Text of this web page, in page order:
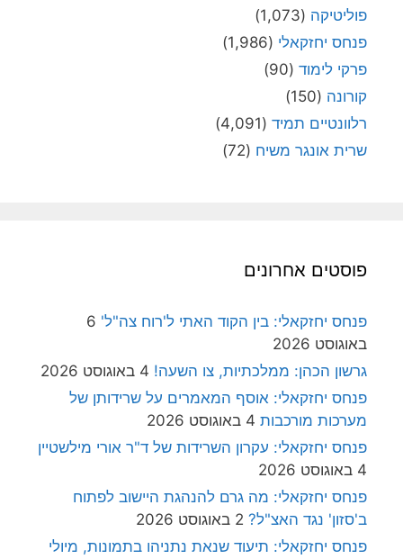
פוליטיקה (1,073)
פנחס יחזקאלי (1,986)
פרקי לימוד (90)
קורונה (150)
רלוונטיים תמיד (4,091)
שרית אונגר משיח (72)
פוסטים אחרונים
פנחס יחזקאלי: בין הקוד האתי ל'רוח צה"ל' 6
באוגוסט 2026
גרשון הכהן: ממלכתיות, צו השעה! 4 באוגוסט 2026
פנחס יחזקאלי: אוסף המאמרים על שרידותן של
מערכות מורכבות 4 באוגוסט 2026
פנחס יחזקאלי: עקרון השרידות של ד"ר אורי מילשטיין
4 באוגוסט 2026
פנחס יחזקאלי: מה גרם להנהגת היישוב לפתוח
ב'סזון' נגד האצ"ל? 2 באוגוסט 2026
פנחס יחזקאלי: תיעוד שנאת נתניהו בתמונות, מיולי